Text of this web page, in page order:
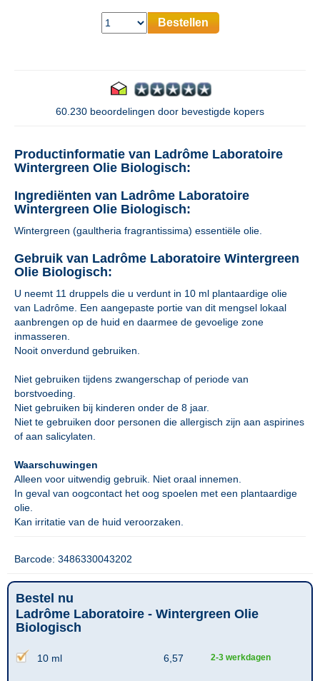
Bestellen
60.230 beoordelingen door bevestigde kopers
Productinformatie van Ladrôme Laboratoire
Wintergreen Olie Biologisch:
Ingrediënten van Ladrôme Laboratoire
Wintergreen Olie Biologisch:
Wintergreen (gaultheria fragrantissima) essentiële olie.
Gebruik van Ladrôme Laboratoire Wintergreen
Olie Biologisch:
U neemt 11 druppels die u verdunt in 10 ml plantaardige olie
van Ladrôme. Een aangepaste portie van dit mengsel lokaal
aanbrengen op de huid en daarmee de gevoelige zone
inmasseren.
Nooit onverdund gebruiken.
Niet gebruiken tijdens zwangerschap of periode van
borstvoeding.
Niet gebruiken bij kinderen onder de 8 jaar.
Niet te gebruiken door personen die allergisch zijn aan aspirines
of aan salicylaten.
Waarschuwingen
Alleen voor uitwendig gebruik. Niet oraal innemen.
In geval van oogcontact het oog spoelen met een plantaardige
olie.
Kan irritatie van de huid veroorzaken.
Barcode: 3486330043202
Bestel nu
Ladrôme Laboratoire - Wintergreen Olie
Biologisch
10 ml 6,57 2-3 werkdagen